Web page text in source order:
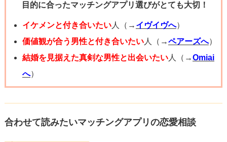
長い目で見ていく余裕があるならまだまだお2人とデートし
てみて良いと思います。
早めに絞りたいという事なら、最初にお伝えした通り「結
婚生活に何を求めているか」を考えてみてください。
見た目に関しては磨く事もできるし、もちろん年齢層を重
ねた分衰えていく部分もあります。
安心できる分トキメキがないと、退屈と思ってしまうかも
しれません。
目的に合ったマッチングアプリ選びがとても大切！
イケメンと付き合いたい人（→ イヴイヴへ）
価値観が合う男性と付き合いたい人（→ペアーズへ）
結婚を見据えた真剣な男性と出会いたい人（→Omiai
へ）
合わせて読みたいマッチングアプリの恋愛相談